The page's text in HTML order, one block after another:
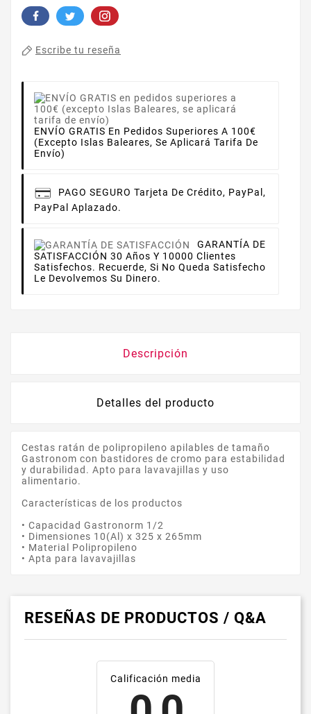
Escribe tu reseña
ENVÍO GRATIS En Pedidos Superiores A 100€
(excepto Islas Baleares, Se Aplicará Tarifa De
Envío)
PAGO SEGURO Tarjeta De Crédito, PayPal,
PayPal Aplazado.
GARANTÍA DE
SATISFACCIÓN 30 Años Y 10000 Clientes
Satisfechos. Recuerde, Si No Queda Satisfecho
Le Devolvemos Su Dinero.
Descripción
Detalles del producto
Cestas ratán de polipropileno apilables de tamaño
Gastronom con bastidores de cromo para estabilidad
y durabilidad. Apto para lavavajillas y uso
alimentario.
Características de los productos
• Capacidad Gastronorm 1/2
• Dimensiones 10(Al) x 325 x 265mm
• Material Polipropileno
• Apta para lavavajillas
RESEÑAS DE PRODUCTOS / Q&A
Calificación media